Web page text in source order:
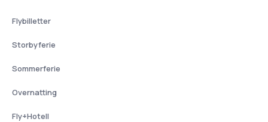
Flybilletter
Storbyferie
Sommerferie
Overnatting
Fly+Hotell